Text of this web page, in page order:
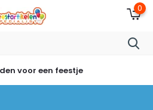
0
voor een feestje